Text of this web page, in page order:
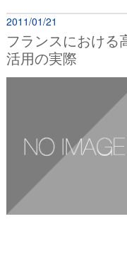
2011/01/21
フランスにおける
活用の実際